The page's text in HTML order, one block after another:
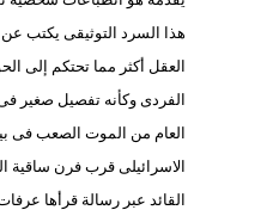
هذا السرد التوثيقى يكتب عن
العقل أكثر مما تحتكم إلى
الفردى وكأنه تفصيل صغير
العام من الموت الصعب فى
الاسرائيلى قرب فرن ساقية
القائد عبر رسالة قرأها